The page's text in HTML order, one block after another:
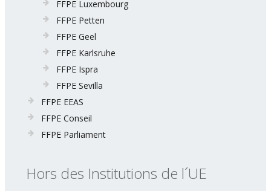
FFPE Luxembourg
FFPE Petten
FFPE Geel
FFPE Karlsruhe
FFPE Ispra
FFPE Sevilla
FFPE EEAS
FFPE Conseil
FFPE Parliament
Hors des Institutions de l´UE